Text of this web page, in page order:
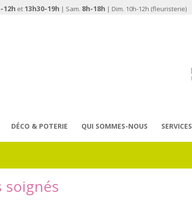
12h et 13h30-19h | Sam. 8h-18h | Dim. 10h-12h (fleuristerie)
DÉCO & POTERIE QUI SOMMES-NOUS SERVICES
soignés